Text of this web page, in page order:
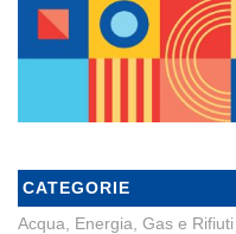
CATEGORIE
Acqua, Energia, Gas e Rifiuti